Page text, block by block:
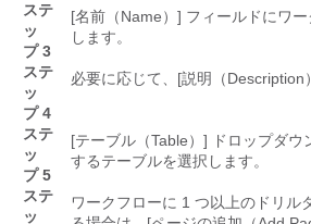
ステ
ッ
プ 3
[名前（Name）] フィールドにワ
します。
ステ
ッ
プ 4
必要に応じて、[説明（Description
ステ
ッ
プ 5
[テーブル（Table）]
ドロップダウ
するテーブルを選択します。
ステ
ッ
ワークフローに 1 つ以上のドリル